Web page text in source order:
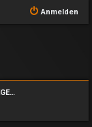
Anmelden
DIE AUFGESTIEGENEN MEISTER